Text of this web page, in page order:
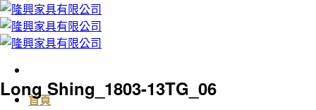
Skip
to
content
首頁
Long Shing_1803-13TG_06